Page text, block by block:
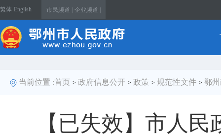
繁体 English 市民频道 | 企业频道 |
当前位置 :首页 > 政府信息公开 > 政策 > 规范性文件 > 鄂
【已失效】市人